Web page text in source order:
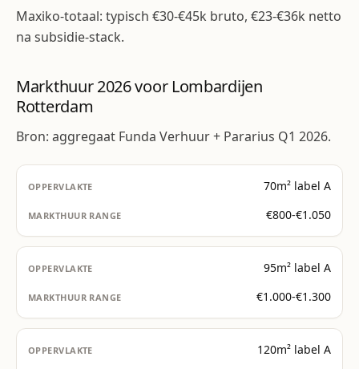
Maxiko-totaal: typisch €30-€45k bruto, €23-€36k netto
na subsidie-stack.
Markthuur 2026 voor Lombardijen
Rotterdam
Bron: aggregaat Funda Verhuur + Pararius Q1 2026.
70m² label A
€800-€1.050
95m² label A
€1.000-€1.300
120m² label A